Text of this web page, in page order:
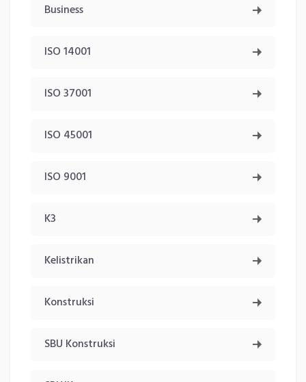
Business
ISO 14001
ISO 37001
ISO 45001
ISO 9001
K3
Kelistrikan
Konstruksi
SBU Konstruksi